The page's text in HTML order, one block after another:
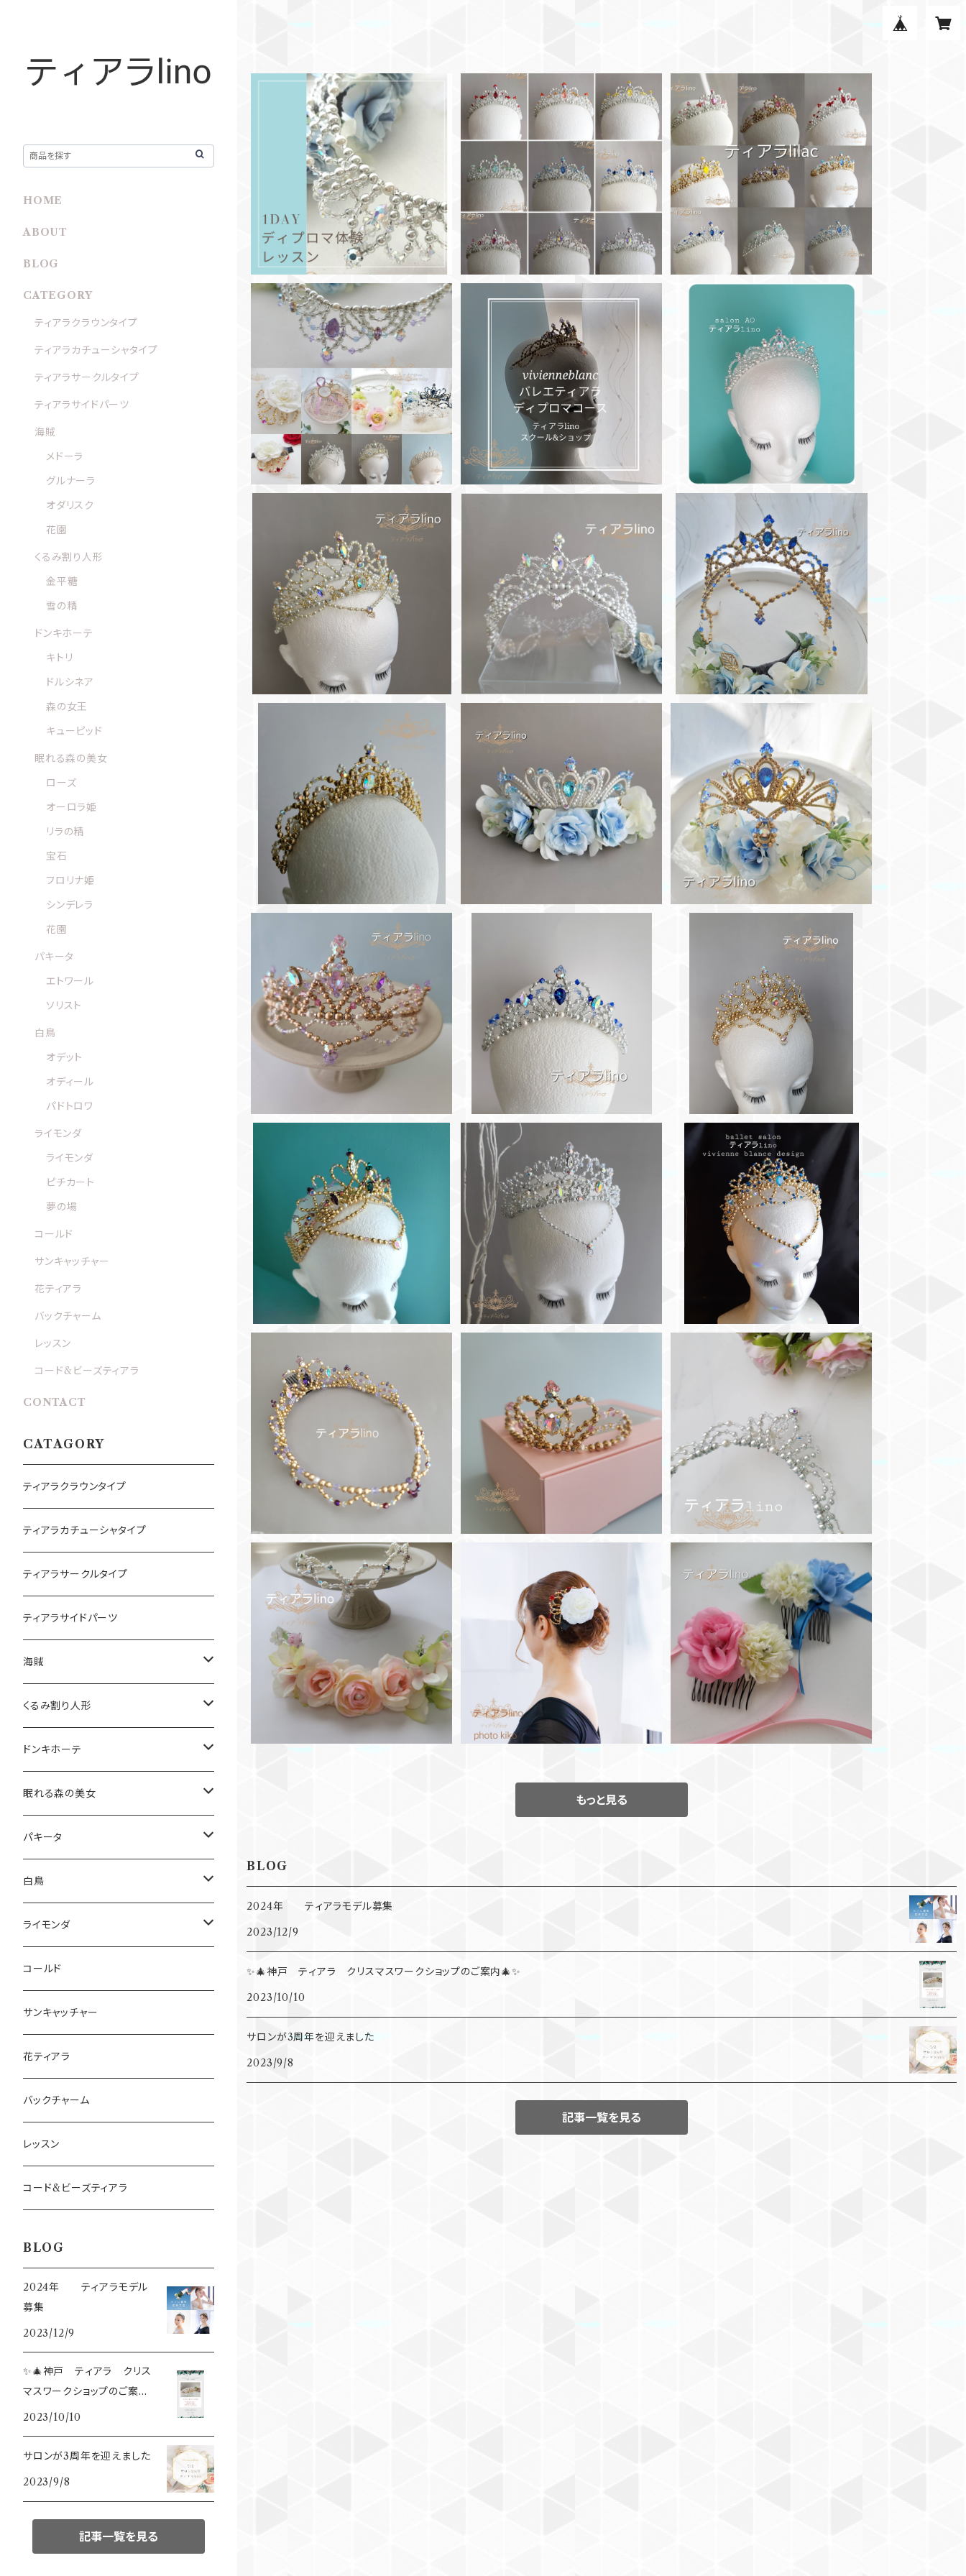
♦1daylesson♦ 7月 夏休みスケジ
ュール バレエティアラ コースレッ
スン体験 平日はお問い合わせく
ださい
¥15,000
◆ジュエルズ カチューシャティア
ラ 12色
¥17,600
◼️カラー見本 バリエーション◼️
¥99,999,999
SOLD OUT
◼️オーダーについて◼️
¥99,999,999
SOLD OUT
◼️資格取得講座 バレエティアラディ
プロマコース◼️
¥319,000
SOLD OUT
♦ジュニアサイズ ダイヤ バレエテ
ィアラカチューシャ☆ オーロラ・雪の
精・ライモンダ・夢の場など
シルバーゴールド バレエティアラ
オーロラ姫・金平糖
¥20,900
パールホワイト
¥18,700
♦♦♦ダークブルー
¥18,700
トパーズ バレエティアラ オー
ロラ・ライモンダ・夢の場など
¥17,600
◆コード&ビーズ ブルーリノ ゴ
ールドorシルバー フロリナ姫ティア
ラ
¥18,700
SOLD OUT
◆コード&ビーズ ブルーリノ ゴ
ールドorシルバー フロリナ姫ティア
ラ
¥19,800
SOLD OUT
シャインピンク バレエティアラ
¥18,700
タンザナイト ジュニアサイズ バ
レエティアラ フロリナ姫
¥16,500
ゴールデンオーラ バレエティアラ
メドーラ・オーロラ姫・金平糖
¥20,900
お衣裳カラーチョイスティアラ 2連カ
チューシャ 海賊など バレエティア
ラ メドーラ・海賊など
¥22,000
シルバースノー バレエティアラ オ
ーロラ・雪の女王など
¥20,900
◆バレエティアラ 2連カチューシャ
海賊など カラーチェンジ可
¥22,000
SOLD OUT
ラベンダー サークルティアラ バレ
エティアラ
¥18,700
◆【プレゼントに】 gift tiara ハ
ート ♥️
¥8,800
【プレゼントに】gift tiara スペード
♠️
¥15,000
◆花ティアラ キューピッドティアラ
¥12,650
SOLD OUT
◆バラとサイドパーツ ♡vivienne
blanc design♡
¥12,650
ミニフラワーティアラ
¥1,500
もっと見る
BLOG
2024年 ティアラモデル募集
2023/12/9
✨🎄神戸 ティアラ クリスマスワークショップのご案内🎄✨
2023/10/10
サロンが3周年を迎えました
2023/9/8
記事一覧を見る
HOME
ABOUT
BLOG
CATEGORY
ティアラクラウンタイプ
ティアラカチューシャタイプ
ティアラサークルタイプ
ティアラサイドパーツ
海賊
メドーラ
グルナーラ
オダリスク
花園
くるみ割り人形
金平糖
雪の精
ドンキホーテ
キトリ
ドルシネア
森の女王
キューピッド
眠れる森の美女
ローズ
オーロラ姫
リラの精
宝石
フロリナ姫
シンデレラ
花園
パキータ
エトワール
ソリスト
白鳥
オデット
オディール
パドトロワ
ライモンダ
ライモンダ
ピチカート
夢の場
コールド
サンキャッチャー
花ティアラ
バックチャーム
レッスン
コード&ビーズティアラ
CONTACT
CATAGORY
ティアラクラウンタイプ
ティアラカチューシャタイプ
ティアラサークルタイプ
ティアラサイドパーツ
海賊
メドーラ
グルナーラ
オダリスク
花園
くるみ割り人形
金平糖
雪の精
ドンキホーテ
キトリ
ドルシネア
森の女王
キューピッド
眠れる森の美女
ローズ
オーロラ姫
リラの精
宝石
フロリナ姫
シンデレラ
花園
パキータ
エトワール
ソリスト
白鳥
オデット
オディール
パドトロワ
ライモンダ
ライモンダ
ピチカート
夢の場
コールド
サンキャッチャー
花ティアラ
バックチャーム
レッスン
コード&ビーズティアラ
BLOG
2024年 ティアラモデル
募集
2023/12/9
✨🎄神戸 ティアラ クリス
マスワークショップのご案内
🎄✨
2023/10/10
サロンが3周年を迎えました
2023/9/8
記事一覧を見る